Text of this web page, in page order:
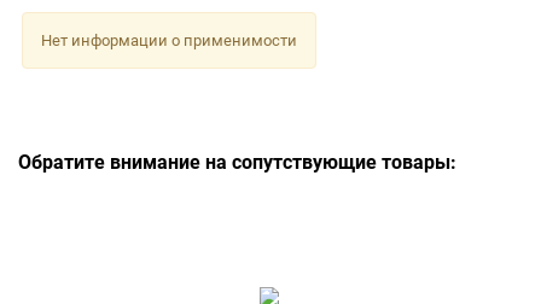
Нет информации о применимости
Обратите внимание на сопутствующие товары: